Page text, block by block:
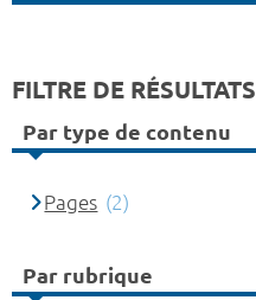
FILTRE DE RÉSULTATS
Par type de contenu
Pages (2)
Par rubrique